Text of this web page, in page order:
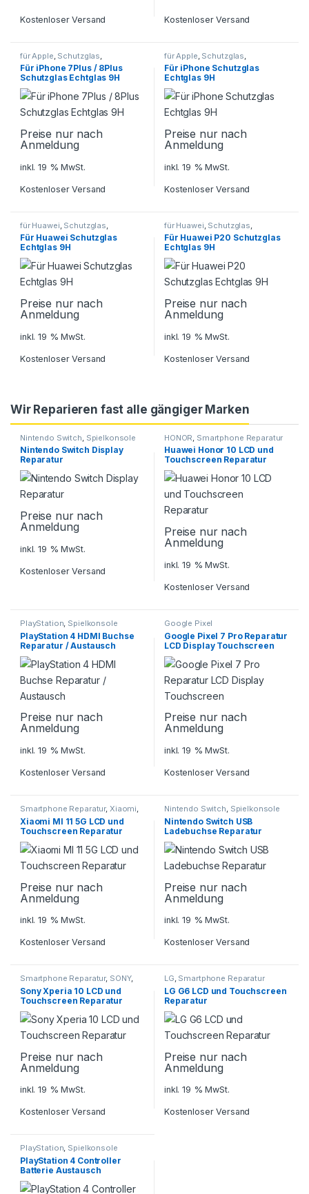
Kostenloser Versand Kostenloser Versand
für Apple Schutzglas
Smartphone Zubehör
Für iPhone 7Plus / 8Plus
Schutzglas Echtglas 9H
Preise nur nach
Anmeldung
inkl. 19 % MwSt.
Kostenloser Versand
für Apple Schutzglas
Smartphone Zubehör
Für iPhone Schutzglas
Echtglas 9H
Preise nur nach
Anmeldung
inkl. 19 % MwSt.
Kostenloser Versand
für Huawei Schutzglas
Smartphone Zubehör
Für Huawei Schutzglas
Echtglas 9H
Preise nur nach
Anmeldung
inkl. 19 % MwSt.
Kostenloser Versand
für Huawei Schutzglas
Smartphone Zubehör
Für Huawei P20 Schutzglas
Echtglas 9H
Preise nur nach
Anmeldung
inkl. 19 % MwSt.
Kostenloser Versand
Wir Reparieren fast alle gängiger Marken
Nintendo Switch Spielkonsole
Reparatur
Nintendo Switch Display
Reparatur
Preise nur nach
Anmeldung
inkl. 19 % MwSt.
Kostenloser Versand
HONOR Smartphone Reparatur
Huawei Honor 10 LCD und
Touchscreen Reparatur
Preise nur nach
Anmeldung
inkl. 19 % MwSt.
Kostenloser Versand
PlayStation Spielkonsole
Reparatur
PlayStation 4 HDMI Buchse
Reparatur / Austausch
Preise nur nach
Anmeldung
inkl. 19 % MwSt.
Kostenloser Versand
Google Pixel
Google Pixel 7 Pro Reparatur
LCD Display Touchscreen
Preise nur nach
Anmeldung
inkl. 19 % MwSt.
Kostenloser Versand
Smartphone Reparatur, Xiaomi,
Xiaomi 11 Serie
Xiaomi MI 11 5G LCD und
Touchscreen Reparatur
Preise nur nach
Anmeldung
inkl. 19 % MwSt.
Kostenloser Versand
Nintendo Switch, Spielkonsole
Reparatur
Nintendo Switch USB
Ladebuchse Reparatur
Preise nur nach
Anmeldung
inkl. 19 % MwSt.
Kostenloser Versand
Smartphone Reparatur, SONY,
Xperia 10
Sony Xperia 10 LCD und
Touchscreen Reparatur
Preise nur nach
Anmeldung
inkl. 19 % MwSt.
Kostenloser Versand
LG, Smartphone Reparatur
LG G6 LCD und Touchscreen
Reparatur
Preise nur nach
Anmeldung
inkl. 19 % MwSt.
Kostenloser Versand
PlayStation, Spielkonsole
Reparatur
PlayStation 4 Controller
Batterie Austausch